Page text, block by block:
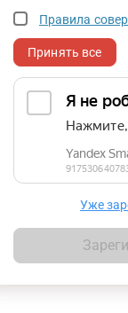
Правила
Принять все
Уже